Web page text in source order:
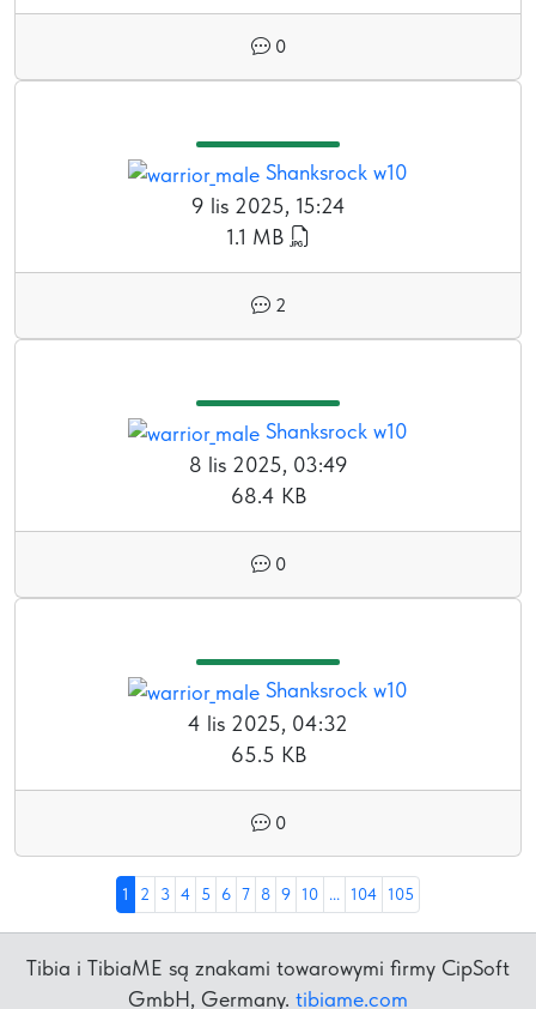
0
Shanksrock w10
9 lis 2025, 15:24
1.1 MB
2
Shanksrock w10
8 lis 2025, 03:49
68.4 KB
0
Shanksrock w10
4 lis 2025, 04:32
65.5 KB
0
1 2 3 4 5 6 7 8 9 10 ... 104 105
Tibia i TibiaME są znakami towarowymi firmy CipSoft
GmbH, Germany. tibiame.com